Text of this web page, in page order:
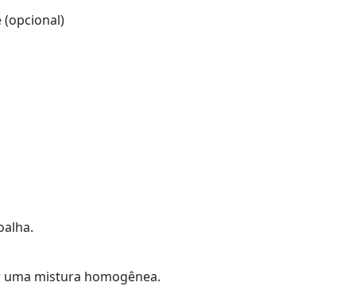
(opcional)
mistura homogênea.